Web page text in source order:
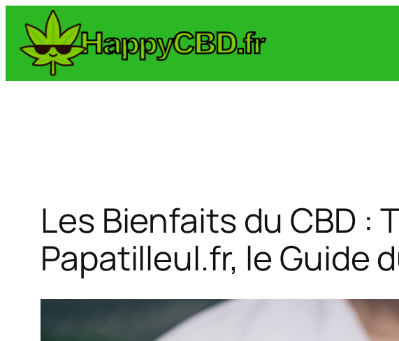
contenu
Les Bienfaits du CBD :
Papatilleul.fr, le Guide